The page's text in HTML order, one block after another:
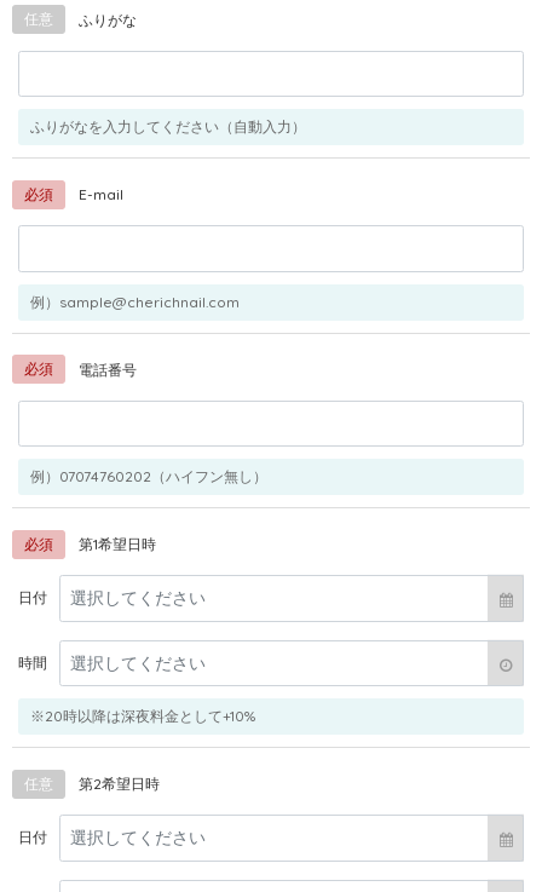
ふりがな
任意
ふりがなを入力してください（自動入力）
E-mail
必須
例）sample@cherichnail.com
電話番号
必須
例）07074760202（ハイフン無し）
第1希望日時
必須
日付
時間
※20時以降は深夜料金として+10%
第2希望日時
任意
日付